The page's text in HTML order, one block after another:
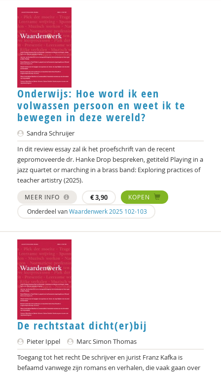
Nienke van Ittersum
Jan Jaap van Oosterzee
Gert Jan Geling
Guno Jones
Nancy Jouwe
Norah Karrouche
Femke Kaulingfreks
Katrien Klep
Kees Klomp
Lonneke Knegtel
Marleen Lammers
Willeke Los
Eric van de Luijtgaarden
Kees Meijlink
Dr. Michiel de Ronde
Jonneke Naber
Pim Nijssen
Dick Pels
Onderwijs: Hoe word ik een
volwassen persoon en weet ik te
bewegen in deze wereld?
Sandra Schruijer
In dit review essay zal ik het proefschrift van de recent
gepromoveerde dr. Hanke Drop bespreken, getiteld Playing in a
jazz quartet or marching in a brass band: Exploring practices of
teacher artistry (2025).
MEER INFO €3,90
KOPEN
Onderdeel vanWaardenwerk 2025 102-103
De rechtstaat dicht(er)bij
Pieter Ippel
Marc Simon Thomas
Toegang tot het recht De schrijver en jurist Franz Kafka is
befaamd vanwege zijn romans en verhalen, die vaak gaan over